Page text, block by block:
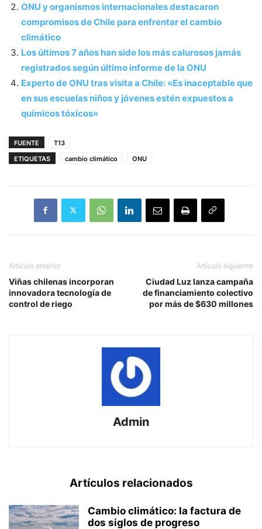
ONU y organismos internacionales destacaron
compromisos de Chile para enfrentar el cambio
climático
Los últimos 7 años han sido los más calurosos jamás
registrados según último informe de la ONU
Experto de ONU tras visita a Chile: «Es inaceptable que
en sus escuelas niños y jóvenes estén expuestos a
químicos tóxicos»
FUENTE
T13
ETIQUETAS
cambio climático ONU
Artículo anterior
Viñas chilenas incorporan
innovadora tecnología de
control de riego
Artículo siguiente
Ciudad Luz lanza campaña
de financiamiento colectivo
por más de $630 millones
Admin
Artículos relacionados
Cambio climático: la factura de
dos siglos de progreso